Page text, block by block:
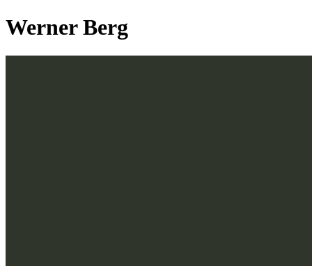
Werner Berg